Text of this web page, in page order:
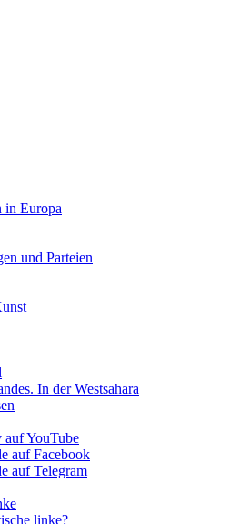
in Europa
und Parteien
In der Westsahara
auf YouTube
auf Facebook
auf Telegram
linke?